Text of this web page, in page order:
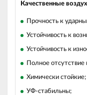
Качественные
Прочность к
Устойчивость к
Устойчивость к
Полное отсутствие
Химически стойкие;
УФ-стабильны;